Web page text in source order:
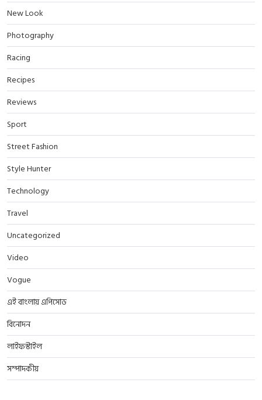
New Look
Photography
Racing
Recipes
Reviews
Sport
Street Fashion
Style Hunter
Technology
Travel
Uncategorized
Video
Vogue
এই বাংলায় এপিসোড
বিনোদন
লাইফস্টাইল
সম্পাদকীয়